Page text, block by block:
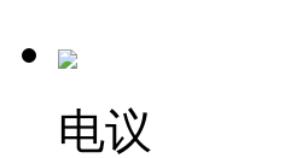
电议